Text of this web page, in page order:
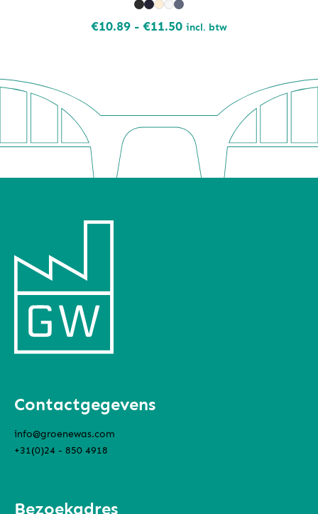
€10.89 - €11.50Prijsklasse:
incl. btw
Contactgegevens
info@groenewas.com
+31(0)24 - 850 4918
Bezoekadres